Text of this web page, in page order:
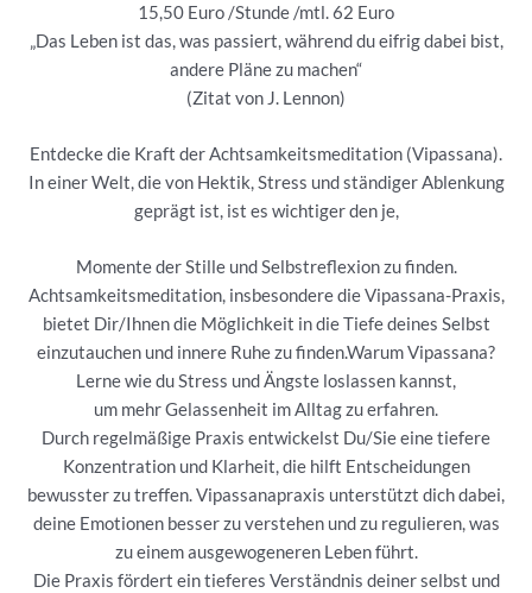
15,50 Euro /Stunde /mtl. 62 Euro
„Das Leben ist das, was passiert, während du eifrig dabei bist,
andere Pläne zu machen“
(Zitat von J. Lennon)
Entdecke die Kraft der Achtsamkeitsmeditation (Vipassana).
In einer Welt, die von Hektik, Stress und ständiger Ablenkung
geprägt ist, ist es wichtiger den je,
Momente der Stille und Selbstreflexion zu finden.
Achtsamkeitsmeditation, insbesondere die Vipassana-Praxis,
bietet Dir/Ihnen die Möglichkeit in die Tiefe deines Selbst
einzutauchen und innere Ruhe zu finden.Warum Vipassana?
Lerne wie du Stress und Ängste loslassen kannst,
um mehr Gelassenheit im Alltag zu erfahren.
Durch regelmäßige Praxis entwickelst Du/Sie eine tiefere
Konzentration und Klarheit, die hilft Entscheidungen
bewusster zu treffen. Vipassanapraxis unterstützt dich dabei,
deine Emotionen besser zu verstehen und zu regulieren, was
zu einem ausgewogeneren Leben führt.
Die Praxis fördert ein tieferes Verständnis deiner selbst und